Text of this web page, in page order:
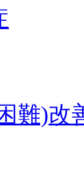
難)改